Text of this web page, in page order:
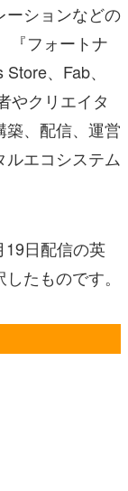
ーションなどの
『フォートナ
、Fab、
やクリエイタ
築、配信、運営
エコシステム
19日配信の英
たものです。